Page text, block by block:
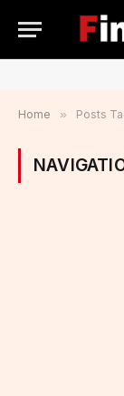
Home » Posts